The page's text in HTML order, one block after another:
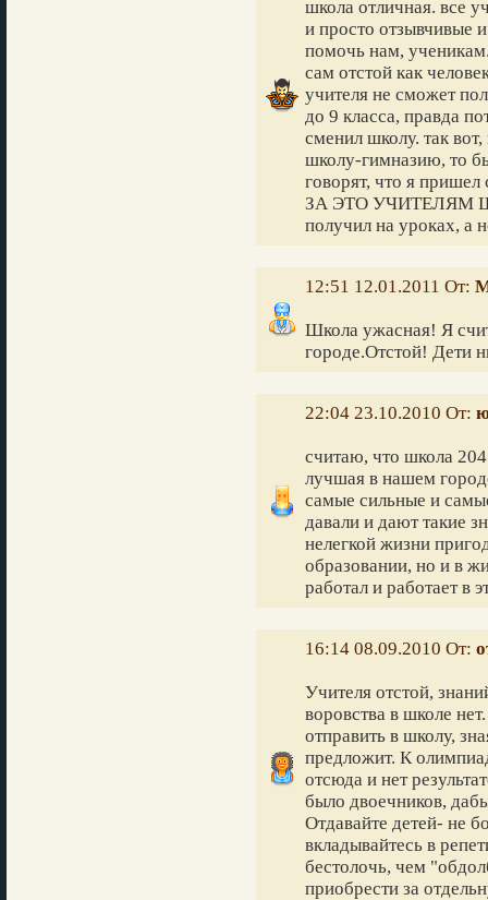
школа отличная. все
и просто отзывчивые
помочь нам,
сам отстой как
учителя не сможет
до 9 класса, правда
сменил школу. так
школу-гимназию, то
говорят, что я
ЗА ЭТО УЧИТЕЛЯМ
получил на уроках, а
12:51 12.01.2011 От:
Школа ужасная! Я
городе.Отстой! Дети
22:04 23.10.2010 От:
считаю, что школа
лучшая в нашем
самые сильные и
давали и дают такие
нелегкой жизни
образовании, но и в
работал и работает в
16:14 08.09.2010 От:
Учителя отстой,
воровства в школе
отправить в школу,
предложит. К
отсюда и нет
было двоечников,
Отдавайте детей- не
вкладывайтесь в
бестолочь, чем
приобрести за